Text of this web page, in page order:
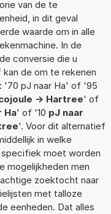
van de te
in dit geval
waarde om in alle
In de
conversie die u
de om te rekenen
'70 pJ naar Ha' of '95
-> Hartree' of
Ha' of '10 pJ naar
'. Voor dit alternatief
in welke
moet worden
mogelijkheden men
zoektocht naar
met talloze
eenheden. Dat alles